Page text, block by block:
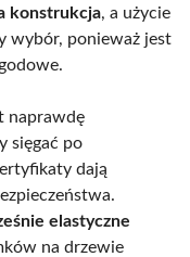
konstrukcja, a użycie
wybór, ponieważ jest
naprawdę
sięgać po
dają
elastyczne
na drzewie